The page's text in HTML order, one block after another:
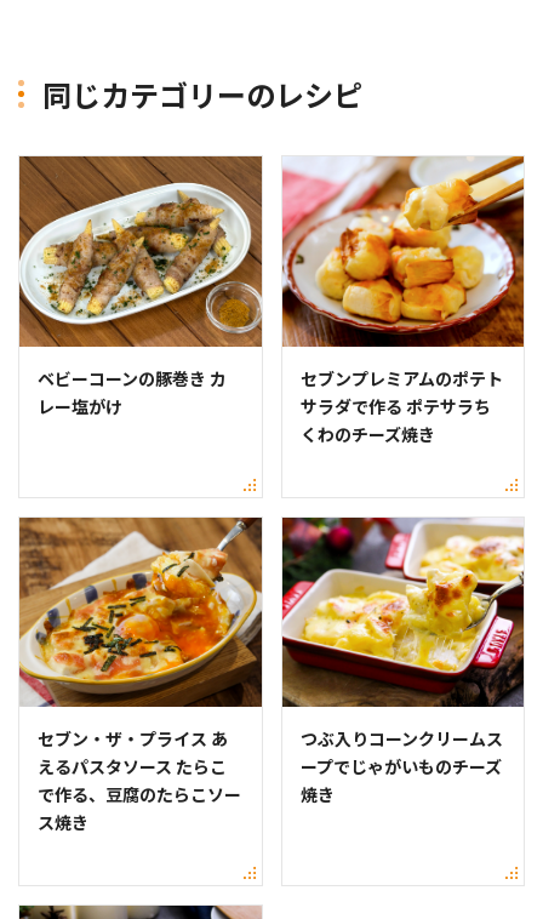
同じカテゴリーのレシピ
ベビーコーンの豚巻き カ
レー塩がけ
セブンプレミアムのポテト
サラダで作る ポテサラち
くわのチーズ焼き
セブン・ザ・プライス あ
えるパスタソース たらこ
で作る、豆腐のたらこソー
ス焼き
つぶ入りコーンクリームス
ープでじゃがいものチーズ
焼き